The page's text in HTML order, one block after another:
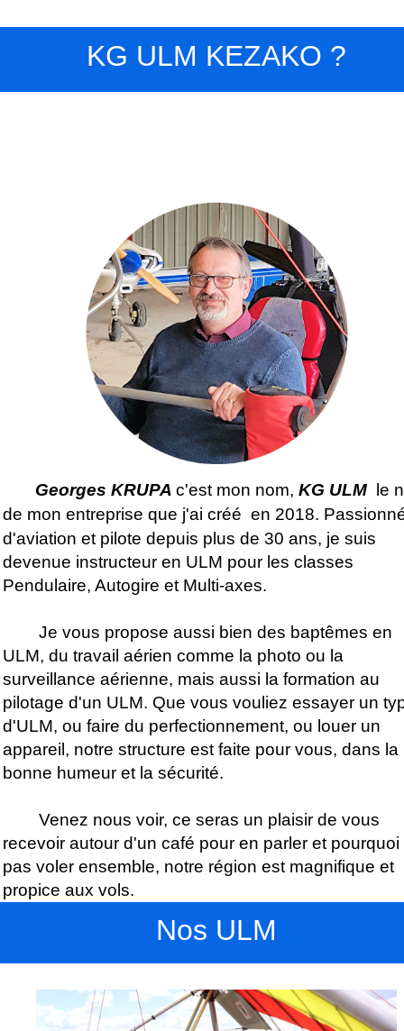
KG ULM KEZAKO ?
Georges KRUPA c'est mon nom, KG ULM
le
de mon entreprise que j'ai créé en 2018.
d'aviation et pilote depuis plus de 30 ans, je suis
devenue instructeur en ULM pour les classes
Pendulaire, Autogire et Multi-axes.
Je vous propose aussi bien des baptêmes en
ULM, du travail aérien comme la photo ou la
surveillance aérienne, mais aussi la formation au
pilotage d'un ULM. Que vous vouliez essayer un
d'ULM, ou faire du perfectionnement, ou louer un
appareil, notre structure est faite pour vous, dans la
bonne humeur et la sécurité.
Venez nous voir, ce seras un plaisir de vous
recevoir autour d'un café pour en parler et pourquoi
pas voler ensemble, notre région est magnifique et
propice aux vols.
Nos ULM